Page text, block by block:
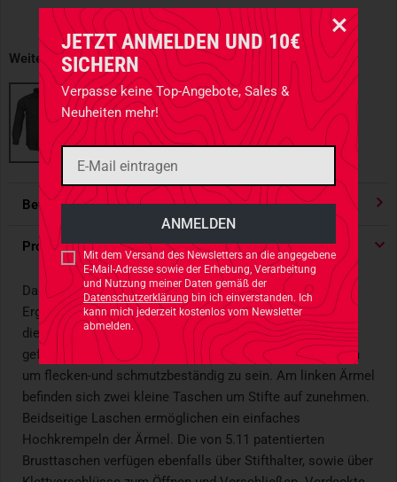
JETZT ANMELDEN UND 10€
SICHERN
Verpasse keine Top-Angebote, Sales &
Neuheiten mehr!
Mit dem Versand des Newsletters an die angegebene
E-Mail-Adresse sowie der Erhebung, Verarbeitung
und Nutzung meiner Daten gemäß der
Datenschutzerklärungbin ich einverstanden. Ich
kann mich jederzeit kostenlos vom Newsletter
abmelden.
Weitere erhältliche Varianten
Bewertungen 4.91/ 5 Sternen
Produktdetails
Das neue Styke Shirt von 5.11 in Tundra ist die perfekte
Ergänzung zur bereits bewährten Stryke Pant. Genau wie
diese ist das Stryke Shirt aus Flex-Tac® Strechgewebe
gefertigt und mit einer Teflon®-Schicht behandelt worden
um flecken-und schmutzbeständig zu sein. Am linken Ärmel
befinden sich zwei kleine Taschen um Stifte auf zunehmen.
Beidseitige Laschen ermöglichen ein einfaches
Hochkrempeln der Ärmel. Die von 5.11 patentierten
Brusttaschen verfügen ebenfalls über Stifthalter, sowie über